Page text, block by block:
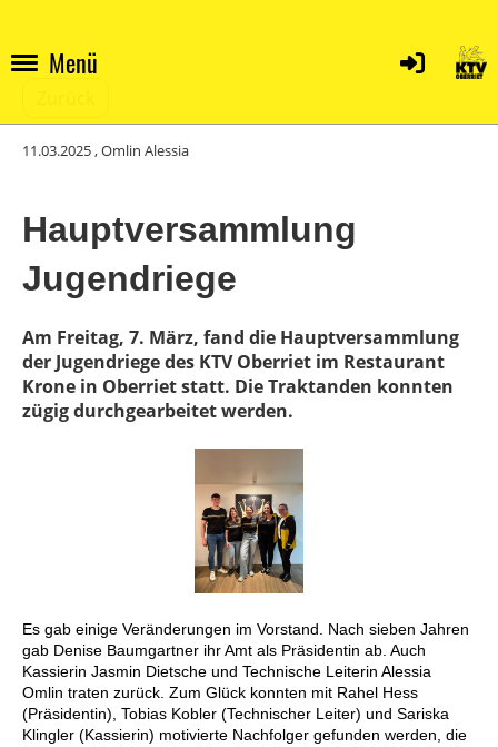
Menü
11.03.2025, Omlin Alessia
Hauptversammlung
Jugendriege
Am Freitag, 7. März, fand die Hauptversammlung
der Jugendriege des KTV Oberriet im Restaurant
Krone in Oberriet statt. Die Traktanden konnten
zügig durchgearbeitet werden.
Es gab einige Veränderungen im Vorstand. Nach sieben Jahren
gab Denise Baumgartner ihr Amt als Präsidentin ab. Auch
Kassierin Jasmin Dietsche und Technische Leiterin Alessia
Omlin traten zurück. Zum Glück konnten mit Rahel Hess
(Präsidentin), Tobias Kobler (Technischer Leiter) und Sariska
Klingler (Kassierin) motivierte Nachfolger gefunden werden, die